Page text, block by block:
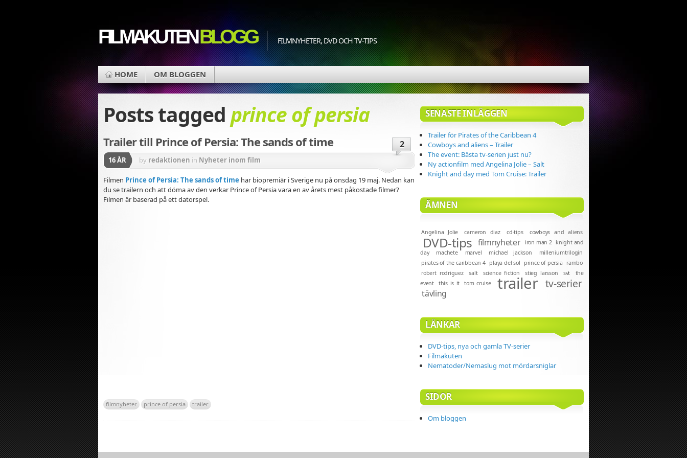
FILMAKUTENBLOGG FILMNYHETER, DVD OCH TV-TIPS
HOME OM BLOGGEN
Posts tagged prince of persia
Trailer till Prince of Persia: The sands of time 2
16 ÅR by redaktionen in Nyheter inom film
Filmen Prince of Persia: The sands of time har biopremiär i Sverige nu på onsdag 19 maj. Nedan kan
du se trailern och att döma av den verkar Prince of Persia vara en av årets mest påkostade filmer?
Filmen är baserad på ett datorspel.
filmnyheter prince of persia trailer
SENASTE INLÄGGEN
Trailer för Pirates of the Caribbean 4
Cowboys and aliens – Trailer
The event: Bästa tv-serien just nu?
Ny actionfilm med Angelina Jolie – Salt
Knight and day med Tom Cruise: Trailer
ÄMNEN
Angelina Jolie cameron diaz cd-tips cowboys and aliens
DVD-tips filmnyheter iron man 2 knight and
day
machete marvel michael jackson
milleniumtrilogin
pirates of the caribbean 4 playa del sol prince of persia
rambo
robert rodriguez
salt science fiction stieg larsson svt
the
event
this is it tom cruise trailer tv-serier
tävling
LÄNKAR
DVD-tips, nya och gamla TV-serier
Filmakuten
Nematoder/Nemaslug mot mördarsniglar
SIDOR
Om bloggen